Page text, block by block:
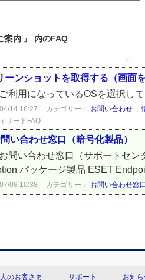
案内 』 内のFAQ
≪
ンショットを取得する（画面
利用になっているOSを選択し
14 16:27 カテゴリー： お問い合わせ ,
ザードFAQ
い合わせ窓口（暗号化製品）
問い合わせ窓口（サポートセ
パッケージ製品 ESET
08 10:38 カテゴリー： お問い合わせ窓
のお客さま サポート お知